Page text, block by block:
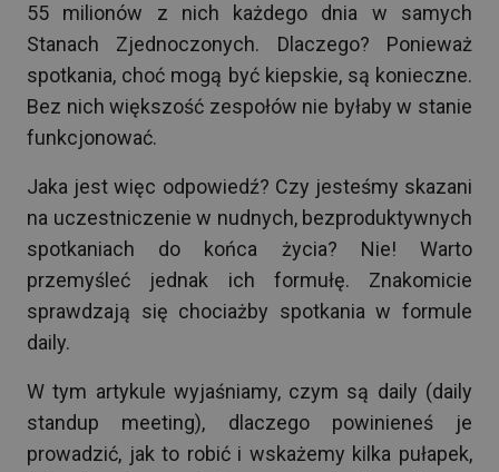
55 milionów z nich każdego dnia w samych
Stanach Zjednoczonych. Dlaczego? Ponieważ
spotkania, choć mogą być kiepskie, są konieczne.
Bez nich większość zespołów nie byłaby w stanie
funkcjonować.
Jaka jest więc odpowiedź? Czy jesteśmy skazani
na uczestniczenie w nudnych, bezproduktywnych
spotkaniach do końca życia? Nie! Warto
przemyśleć jednak ich formułę. Znakomicie
sprawdzają się chociażby spotkania w formule
daily.
W tym artykule wyjaśniamy, czym są daily (daily
standup meeting), dlaczego powinieneś je
prowadzić, jak to robić i wskażemy kilka pułapek,